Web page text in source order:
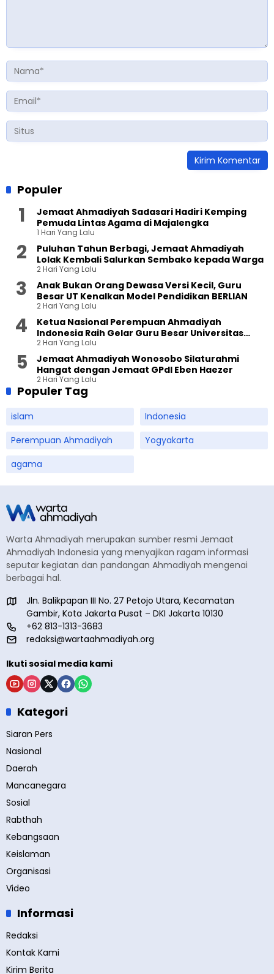
Populer
Jemaat Ahmadiyah Sadasari Hadiri Kemping
Pemuda Lintas Agama di Majalengka
1 Hari Yang Lalu
Puluhan Tahun Berbagi, Jemaat Ahmadiyah
Lolak Kembali Salurkan Sembako kepada Warga
2 Hari Yang Lalu
Anak Bukan Orang Dewasa Versi Kecil, Guru
Besar UT Kenalkan Model Pendidikan BERLIAN
2 Hari Yang Lalu
Ketua Nasional Perempuan Ahmadiyah
Indonesia Raih Gelar Guru Besar Universitas
Terbuka
2 Hari Yang Lalu
Jemaat Ahmadiyah Wonosobo Silaturahmi
Hangat dengan Jemaat GPdI Eben Haezer
2 Hari Yang Lalu
Populer Tag
islam
Indonesia
Perempuan Ahmadiyah
Yogyakarta
agama
Warta Ahmadiyah merupakan sumber resmi Jemaat
Ahmadiyah Indonesia yang menyajikan ragam informasi
seputar kegiatan dan pandangan Ahmadiyah mengenai
berbagai hal.
Jln. Balikpapan III No. 27 Petojo Utara, Kecamatan
Gambir, Kota Jakarta Pusat – DKI Jakarta 10130
+62 813-1313-3683
redaksi@wartaahmadiyah.org
Ikuti sosial media kami
Kategori
Siaran Pers
Nasional
Daerah
Mancanegara
Sosial
Rabthah
Kebangsaan
Keislaman
Organisasi
Video
Informasi
Redaksi
Kontak Kami
Kirim Berita